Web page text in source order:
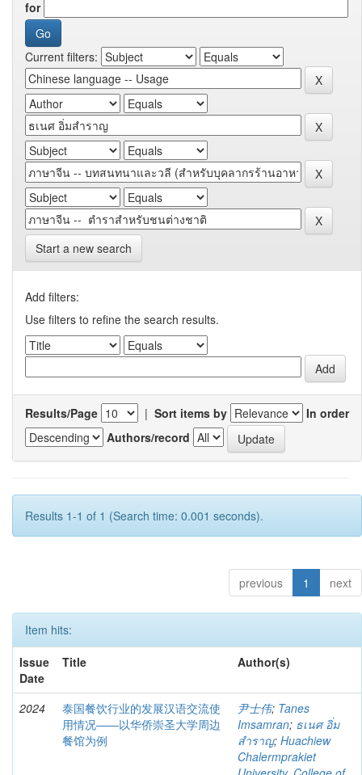
for
Current filters:
Start a new search
Add filters:
Use filters to refine the search results.
Results/Page | Sort items by
In order
Authors/record
Results 1-1 of 1 (Search time: 0.001 seconds).
previous 1 next
Item hits:
Issue
Date
Title Author(s)
2024
泰国餐饮行业的发展汉语交流使
用情况——以华侨崇圣大学周边
餐馆为例
尹士伟; Tanes
Imsamran; ธเนศ อิ่ม
สำราญ; Huachiew
Chalermprakiet